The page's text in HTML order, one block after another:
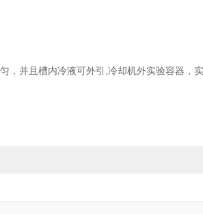
并且槽内冷液可外引,冷却机外实验容器，实